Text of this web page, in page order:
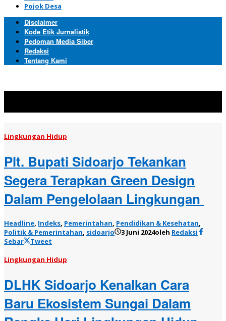
Pojok Desa
Disclaimer
Kode Etik Jurnalistik
Pedoman Media Siber
Redaksi
Tentang Kami
Lingkungan Hidup
Plt. Bupati Sidoarjo Tekankan
Segera Terapkan Green Design
Dalam Pengelolaan Lingkungan
Headline, Indeks, Pemerintahan, Pendidikan & Kesehatan,
Politik & Pemerintahan, sidoarjo 3 Juni 2024oleh Redaksi
Sebar
Tweet
Lingkungan Hidup
DLHK Sidoarjo Kenalkan Cara
Baru Ekosistem Sungai Dalam